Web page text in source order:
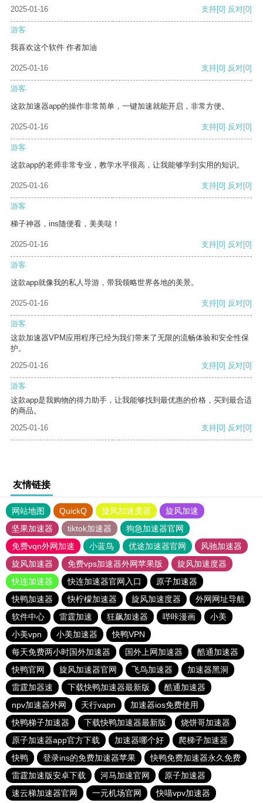
2025-01-16
支持[0] 反对[0]
游客
我喜欢这个软件 作者加油
2025-01-16 支持[0] 反对[0]
游客
这款加速器app的操作非常简单，一键加速就能开启，非常方便。
2025-01-16 支持[0] 反对[0]
游客
这款app的老师非常专业，教学水平很高，让我能够学到实用的知识。
2025-01-16 支持[0] 反对[0]
游客
梯子神器，ins随便看，美美哒！
2025-01-16 支持[0] 反对[0]
游客
这款app就像我的私人导游，带我领略世界各地的美景。
2025-01-16 支持[0] 反对[0]
游客
这款加速器VPM应用程序已经为我们带来了无限的流畅体验和安全性保
护。
2025-01-16
支持[0] 反对[0]
游客
这款app是我购物的得力助手，让我能够找到最优惠的价格，买到最合适
的商品。
2025-01-16
支持[0] 反对[0]
友情链接
网站地图 QuickQ 旋风加速度器
旋风加速
坚果加速器
tiktok加速器
狗急加速器官网
免费vqn外网加速
小蓝鸟 优途加速器官网
风驰加速器
旋风加速器
免费vps加速器外网苹果版
旋风加速度器
快连加速器
快连加速器官网入口
原子加速器
快鸭加速器
快柠檬加速器 旋风加速度器
外网网址导航
软件中心
雷霆加速 狂飙加速器 哔咔漫画
小美
小美vpn
小美加速器
快鸭VPN
每天免费两小时国外加速器
国外上网加速器
酷通加速器
快鸭官网
旋风加速器官网 飞鸟加速器
加速器黑洞
雷霆加器速
下载快鸭加速器最新版
酷通加速器
npv加速器外网
天行vapn
加速器ios免费使用
快鸭梯子加速器
下载快鸭加速器最新版
烧饼哥加速器
原子加速器app官方下载
加速器哪个好
爬梯子加速器
快鸭
登录ins的免费加速器苹果
快鸭免费加速器永久免费
雷霆加速版安卓下载
河马加速官网
原子加速器
速云梯加速器官网
一元机场官网 快喵vpv加速器